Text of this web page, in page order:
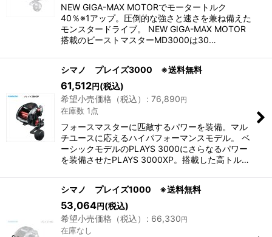
NEW GIGA-MAX MOTORでモータートルク
40％※1アップ。圧倒的な強さと速さを兼ね備えた
モンスタードライブ。 NEW GIGA-MAX MOTOR
搭載のビーストマスターMD3000は30…
シマノ プレイズ3000 ※送料無料
61,512円 (税込)
希望小売価格（税込）
: 76,890 円
在庫数 1点
フォースマスターに匹敵するパワーを装備。マル
チユースに応えるハイパフォーマンスモデル。 ベ
ーシックモデルのPLAYS 3000にさらなるパワー
を装備させたPLAYS 3000XP。搭載した高トル…
シマノ プレイズ1000 ※送料無料
53,064円 (税込)
希望小売価格（税込）
: 66,330 円
在庫なし